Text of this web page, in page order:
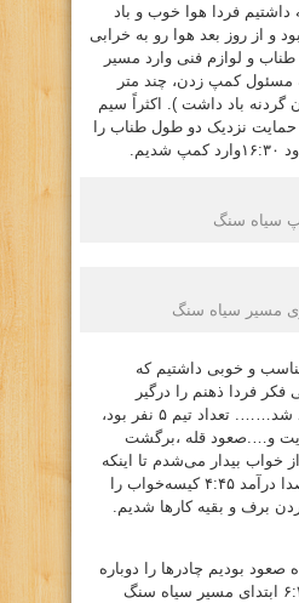
فردا هوا خوب و باد
و از روز بعد هوا رو به خرابی
.حدود ۱۴:۳۰ با طناب و لوازم فنی وارد مسیر
کمپ زدن، چند متر
گردنه باد داشت ). اکثراً سیم
حمایت نزدیک دو طول طناب را
سیاه سنگ
مسیر سیاه سنگ
و خوبی داشتیم که
فردا ذهنم را درگیر
خودکرده بود( چه خواهد شد……. تعداد تیم ۵ نفر بود،
و….صعود قله ،برگشت
خواب بیدار می‌شدم تا اینکه
زنگ ساعت گوشی به صدا درآمد ۴:۴۵ کیسه‌خواب را
برف و بقیه کارها شدیم.
آماده صعود بودیم چادرها را دوباره
محکم کردیم. ساعت ۶:۳۰ ابتدای مسیر سیاه سنگ‌